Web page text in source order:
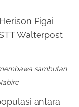
sambutan
antara